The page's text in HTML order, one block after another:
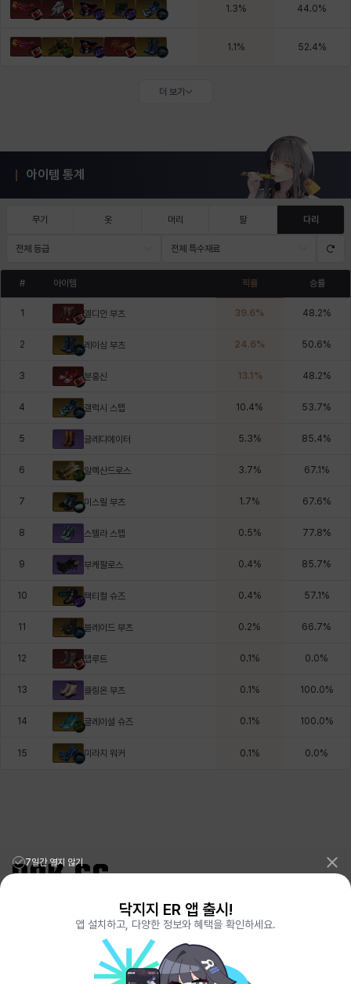
1.3% 44.0%
1.1 % 52.4%
더 보기
아이템 통계
무기 옷 머리 팔 다리
전체 등급 전체 특수재료
# 아이템 픽률 승률
1 엘디안 부츠 39.6% 48.2%
2 레이싱 부츠 24.6% 50.6%
3 분홍신 13.1 % 48.2%
4 갤럭시 스텝 10.4% 53.7%
5 글레디에이터 5.3% 85.4%
6 알렉산드로스 3.7% 67.1 %
7 미스릴 부츠 1.7% 67.6%
8 스텔라 스텝 0.5% 77.8%
9 부케팔로스 0.4% 85.7%
10 택티컬 슈즈 0.4% 57.1 %
11 블레이드 부츠 0.2% 66.7%
12 탭루트 0.1 % 0.0%
13 클링온 부츠 0.1 % 100.0%
14 글레이셜 슈즈 0.1 % 100.0%
15 미라지 워커 0.1 % 0.0%
리그오브레전드 전적검색 포로지지PORO.GG
전략적팀전투 TFT 전적검색 롤체지지 LOLCHESS.GG
메이플스토리 종합통계MAPLE.GG
VALORANT.DAK.GG
배틀그라운드 전적검색PUBG.DAK.GG
7일간 열지 않기
닥지지 ER 앱 출시!
앱 설치하고, 다양한 정보와 혜택을 확인하세요.